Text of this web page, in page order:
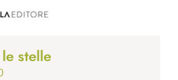
stelle
Fascia